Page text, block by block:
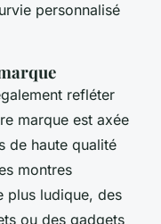
personnalisé
refléter
marque est axée
de haute qualité
montres
plus ludique, des
ou des gadgets